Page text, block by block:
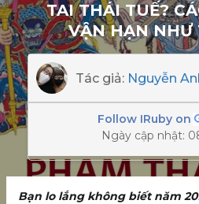
TAI THÁI TUẾ?
VẬN HẠN NHƯ
Tác giả: Nguyễn
Follow IRuby on
Ngày cập nhật:
Bạn lo lắng không biết năm